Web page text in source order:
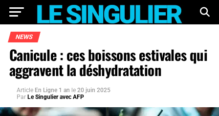
NEWS
Canicule : ces boissons estivales qui
aggravent la déshydratation
Article En Ligne 1 an le 20 juin 2025
Par Le Singulier avec AFP